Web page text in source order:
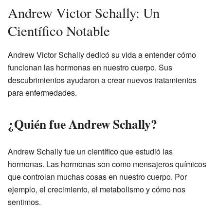
Andrew Victor Schally: Un
Científico Notable
Andrew Victor Schally dedicó su vida a entender cómo
funcionan las hormonas en nuestro cuerpo. Sus
descubrimientos ayudaron a crear nuevos tratamientos
para enfermedades.
¿Quién fue Andrew Schally?
Andrew Schally fue un científico que estudió las
hormonas. Las hormonas son como mensajeros químicos
que controlan muchas cosas en nuestro cuerpo. Por
ejemplo, el crecimiento, el metabolismo y cómo nos
sentimos.